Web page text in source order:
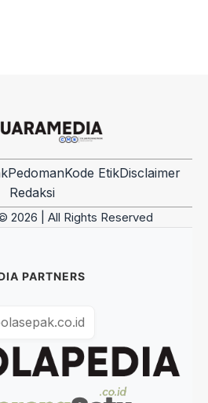
PedomanKode EtikDisclaimer
Redaksi
2026 | All Rights Reserved
PARTNERS